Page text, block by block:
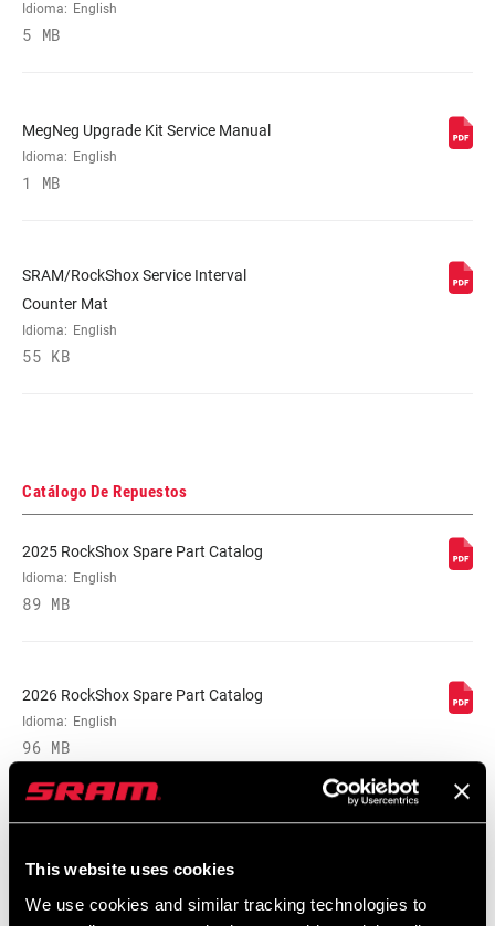
This website uses cookies
We use cookies and similar tracking technologies to
WEIGHT BASED
ON
Idioma: English
5 MB
MegNeg Upgrade Kit Service Manual
Idioma: English
1 MB
SRAM/RockShox Service Interval
Counter Mat
Idioma: English
55 KB
Catálogo De Repuestos
2025 RockShox Spare Part Catalog
Idioma: English
89 MB
2026 RockShox Spare Part Catalog
Idioma: English
96 MB
RockShox Rear Shock Piston Tuning